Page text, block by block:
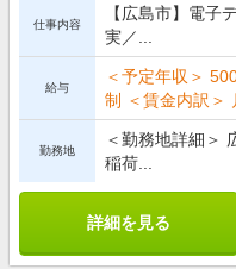
仕事内容
【広島市】電子
実／...
給与
＜予定年収＞
制 ＜賃金内訳＞
勤務地
＜勤務地詳細＞
稲荷...
詳細を見る